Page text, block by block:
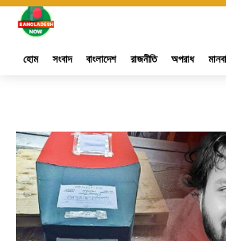
হোম সংবাদ বাংলাদেশ রাজনীতি অপরাধ